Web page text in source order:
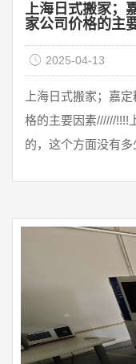
上海日式搬家；
家公司价格的主
2025-04-13
上海日式搬家；嘉
格的主要因素//////!!!!
的，这个方面没有
言，贵不一定意味
能会遇到非正规搬
用贵，不是好的搬
说，如果找搬家公
的搬家公司一开始会